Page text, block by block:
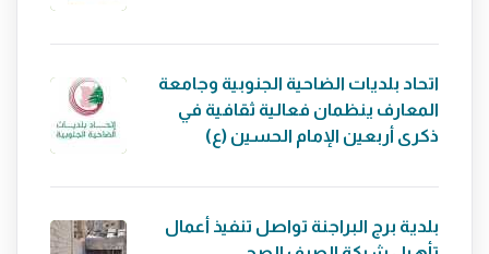
اتحاد بلديات الضاحية الجنوبية وجامعة
المعارف ينظمان فعالية ثقافية في
ذكرى أربعين الإمام الحسين (ع)
بلدية برج البراجنة تواصل تنفيذ أعمال